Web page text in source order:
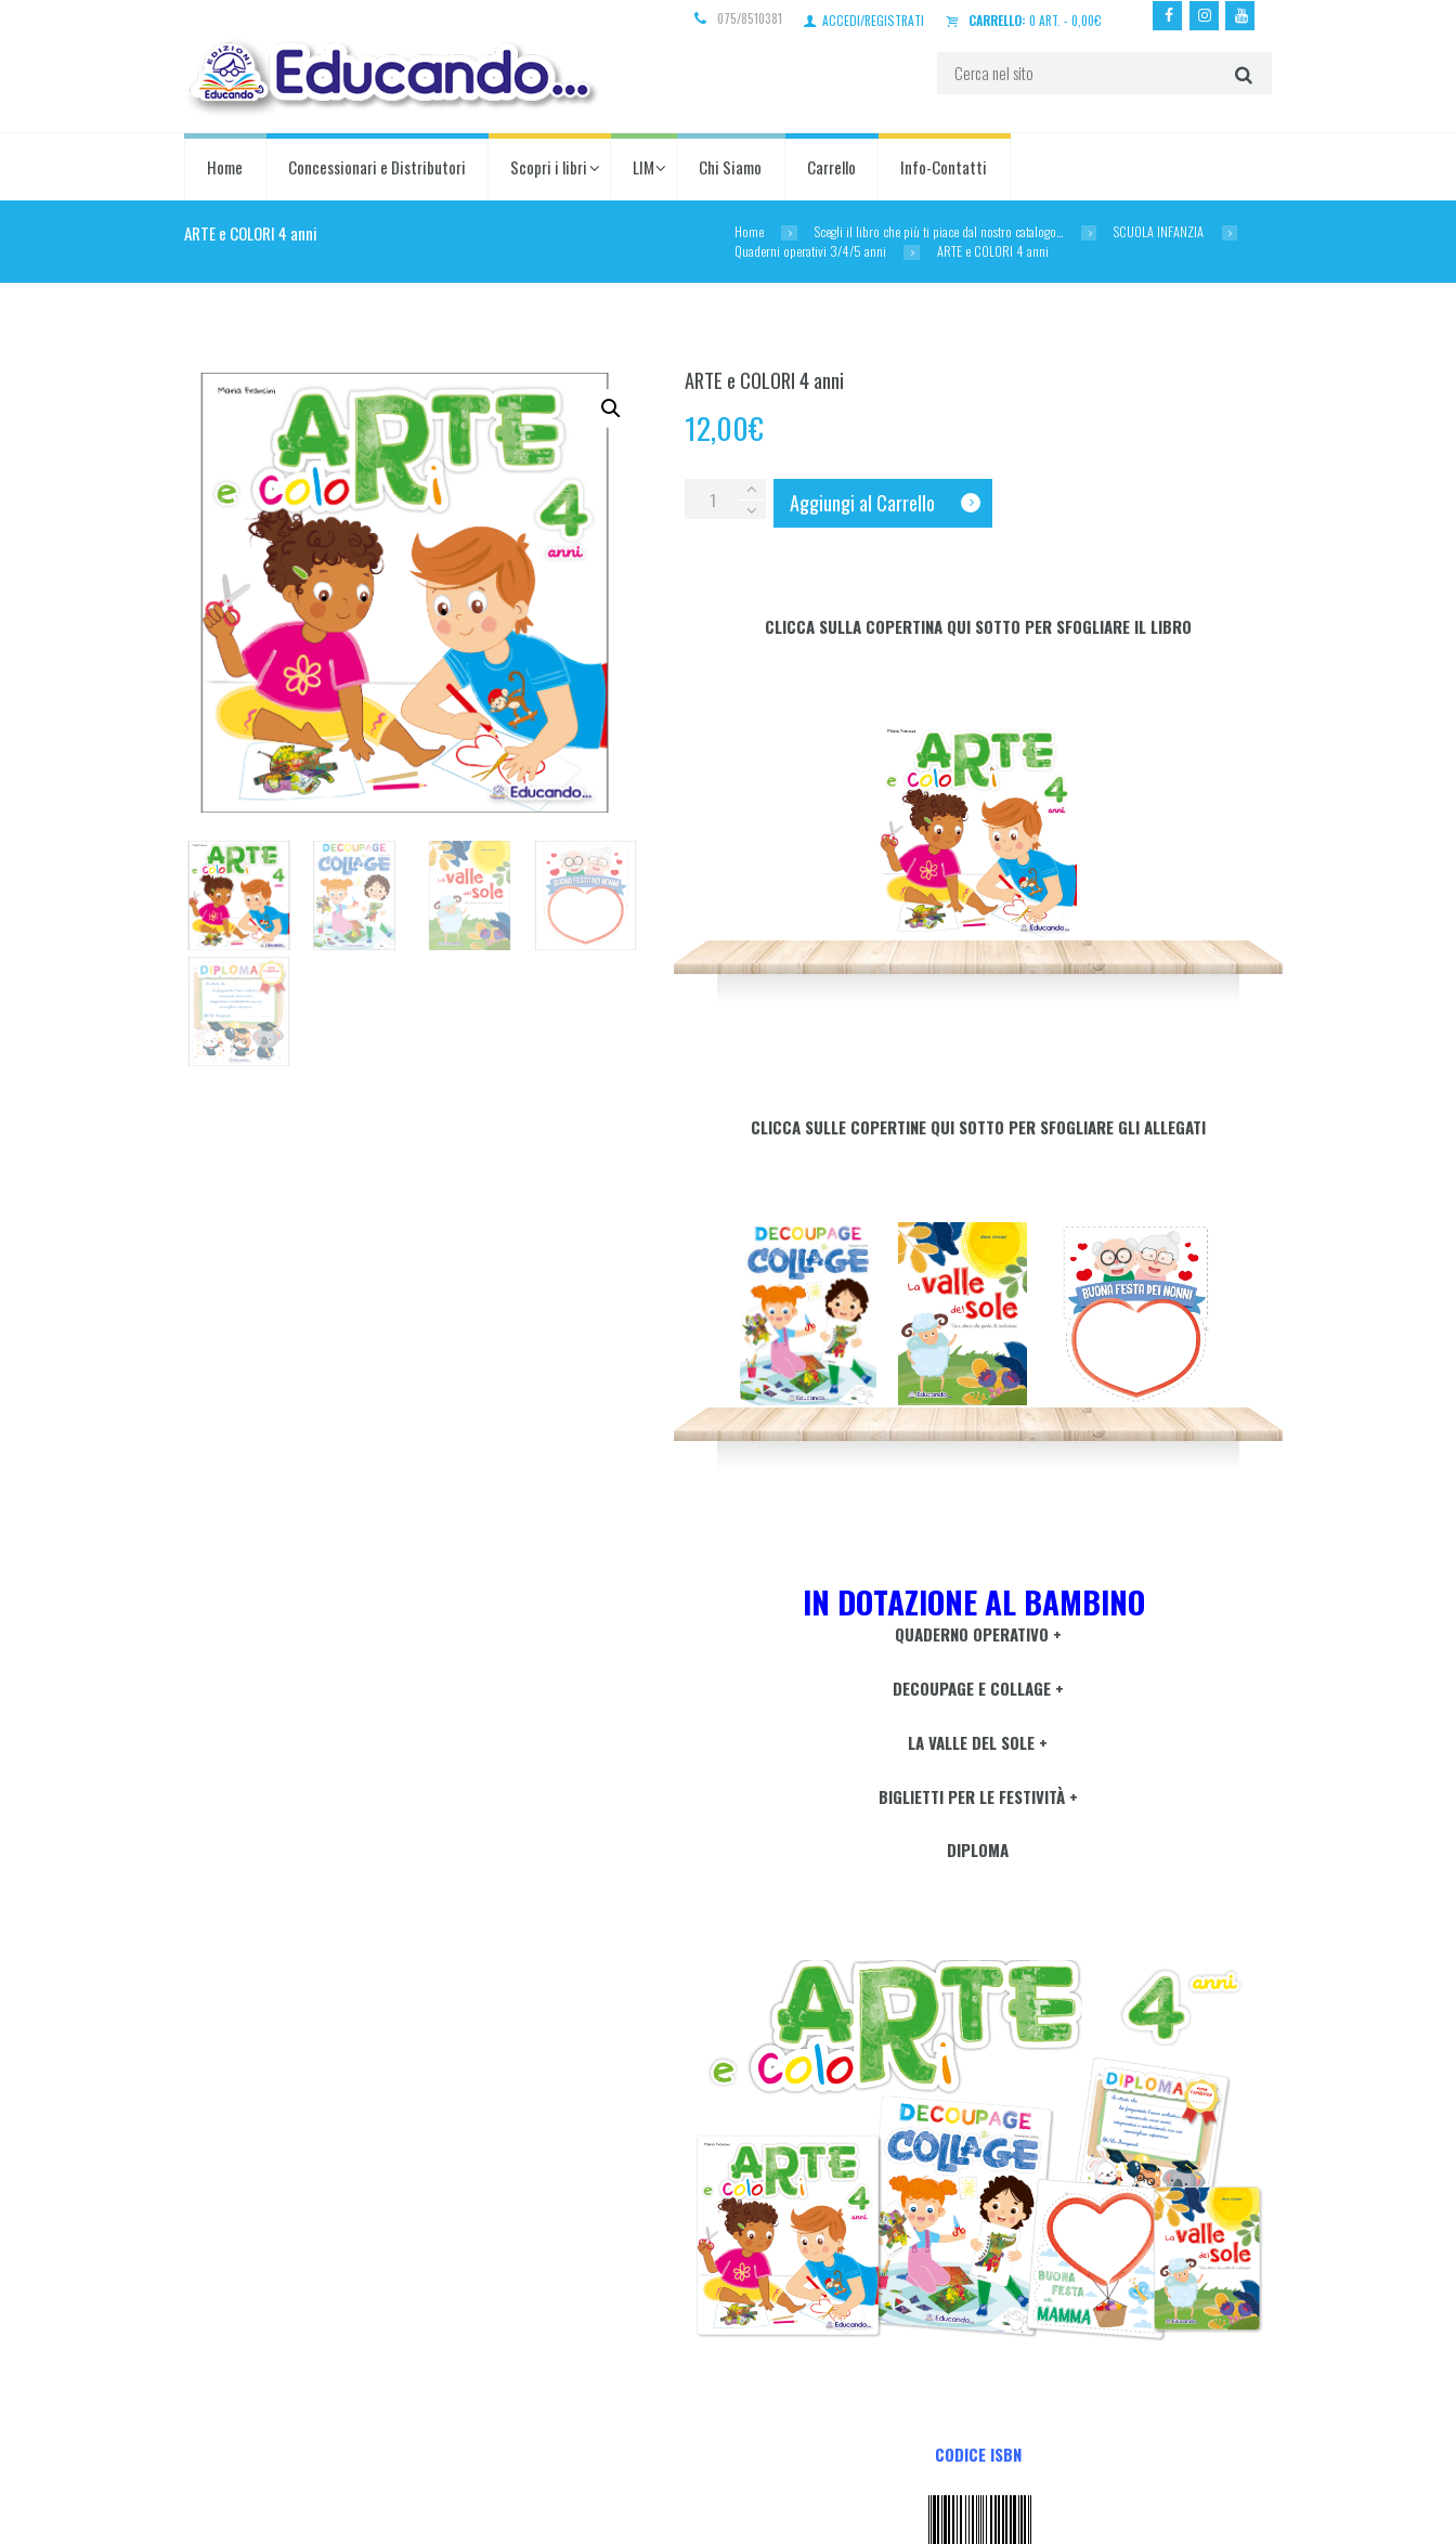
075/8510381 ACCEDI/REGISTRATI CARRELLO: 0 ART. - 0,00€
Home Concessionari e Distributori Scopri i libri LIM Chi Siamo Carrello Info-Contatti
ARTE e COLORI 4 anni Home Scegli il libro che più ti piace dal nostro catalogo…
SCUOLA INFANZIA
Quaderni operativi 3/4/5 anni
ARTE e COLORI 4 anni
ARTE e COLORI 4 anni
12,00€
ARTE
Aggiungi al Carrello
CLICCA SULLA COPERTINA QUI SOTTO PER SFOGLIARE IL LIBRO
CLICCA SULLE COPERTINE QUI SOTTO PER SFOGLIARE GLI ALLEGATI
IN DOTAZIONE AL BAMBINO
QUADERNO OPERATIVO +
DECOUPAGE E COLLAGE +
LA VALLE DEL SOLE +
BIGLIETTI PER LE FESTIVITÀ +
DIPLOMA
CODICE ISBN